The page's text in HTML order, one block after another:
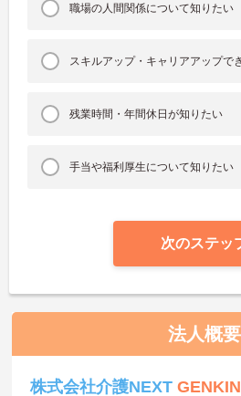
職場の人間関係について知りたい
スキルアップ・キャリアアップで
残業時間・年間休日が知りたい
手当や福利厚生について知りたい
次のステッ
法人概要
株式会社介護NEXT